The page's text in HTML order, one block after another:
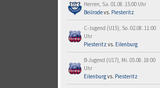
Herren, Sa. 01.08. 15:00 Uhr
Beilrodevs. Piesteritz
C-Jugend (U15), So. 02.08. 11:00
Uhr
Piesteritz vs. Eilenburg
B-Jugend (U17), Mi. 05.08. 18:00
Uhr
Eilenburgvs. Piesteritz